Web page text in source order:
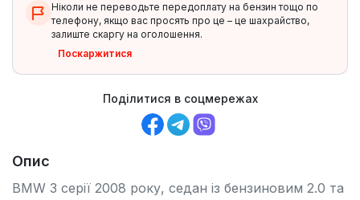
Ніколи не переводьте передоплату на бензин тощо по
телефону, якщо вас просять про це – це шахрайство,
залиште скаргу на оголошення.
Поскаржитися
Поділитися в соцмережах
Опис
BMW 3 серії 2008 року, седан із бензиновим 2.0 та